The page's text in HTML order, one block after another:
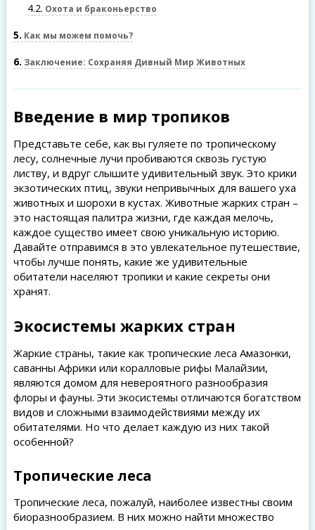
4.2 Охота и браконьерство
5 Как мы можем помочь?
6 Заключение: Сохраняя Дивный Мир Животных
Введение в мир тропиков
Представьте себе, как вы гуляете по тропическому
лесу, солнечные лучи пробиваются сквозь густую
листву, и вдруг слышите удивительный звук. Это крики
экзотических птиц, звуки непривычных для вашего уха
животных и шорохи в кустах. Животные жарких стран –
это настоящая палитра жизни, где каждая мелочь,
каждое существо имеет свою уникальную историю.
Давайте отправимся в это увлекательное путешествие,
чтобы лучше понять, какие же удивительные
обитатели населяют тропики и какие секреты они
хранят.
Экосистемы жарких стран
Жаркие страны, такие как тропические леса Амазонки,
саванны Африки или коралловые рифы Малайзии,
являются домом для невероятного разнообразия
флоры и фауны. Эти экосистемы отличаются богатством
видов и сложными взаимодействиями между их
обитателями. Но что делает каждую из них такой
особенной?
Тропические леса
Тропические леса, пожалуй, наиболее известны своим
биоразнообразием. В них можно найти множество